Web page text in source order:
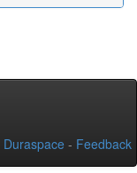
Duraspace - Feedback